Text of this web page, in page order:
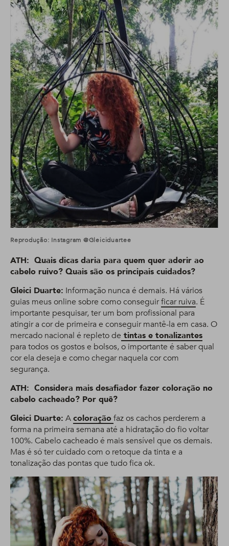
Reprodução: Instagram @gleiciduartee
ATH: Quais dicas daria para quem quer aderir ao
cabelo ruivo? Quais são os principais cuidados?
Gleici Duarte: Informação nunca é demais. Há vários
guias meus online sobre como conseguirficar ruiva. É
importante pesquisar, ter um bom profissional para
atingir a cor de primeira e conseguir mantê-la em casa. O
mercado nacional é repleto de tintas e tonalizantes
para todos os gostos e bolsos, o importante é saber qual
cor ela deseja e como chegar naquela cor com
segurança.
ATH: Considera mais desafiador fazer coloração no
cabelo cacheado? Por quê?
Gleici Duarte: Acoloração faz os cachos perderem a
forma na primeira semana até a hidratação do fio voltar
100%. Cabelo cacheado é mais sensível que os demais.
Mas é só ter cuidado com o retoque da tinta e a
tonalização das pontas que tudo fica ok.